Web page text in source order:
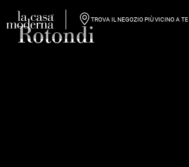
TROVA IL NEGOZIO PIÙ VICINO A TE
Rotondi